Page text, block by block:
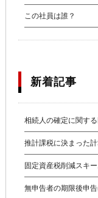
この社員は誰？
新着記事
相続人の確定に関す
推計課税に決まった
固定資産税削減スキ
無申告者の期限後申